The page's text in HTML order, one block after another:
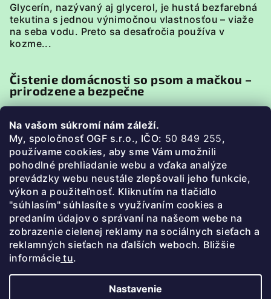
Na vašom súkromí nám záleží.
My, spoločnosť OGF s.r.o., IČO: 50 849 255,
používame cookies, aby sme Vám umožnili
pohodlné prehliadanie webu a vďaka analýze
prevádzky webu neustále zlepšovali jeho funkcie,
výkon a použiteľnosť. Kliknutím na tlačidlo
"súhlasím" súhlasíte s využívaním cookies a
predaním údajov o správaní na našeom webe na
zobrazenie cielenej reklamy na sociálnych sieťach a
reklamných sieťach na ďalších weboch. Bližšie
informácie tu.
Nastavenie
Glycerín, nazývaný aj glycerol, je hustá bezfarebná
tekutina s jednou výnimočnou vlastnosťou – viaže
na seba vodu. Preto sa desaťročia používa v
kozme...
Čistenie domácnosti so psom a mačkou –
prirodzene a bezpečne
špecifiká. Zvieratá sú v neustálom kontakte s
podlahou, pelieškami, miskami či textíliami, preto je
pri uprato...
Ako prať bez chémie (3 jednoduché
postupy)
Prečo prať bez chémie? Bežné pracie prášky a
aviváže často obsahujú parfumy, farbivá a
agresívnu chémiu. Zostávajú na oblečení, dráždia
pokožku a zby...